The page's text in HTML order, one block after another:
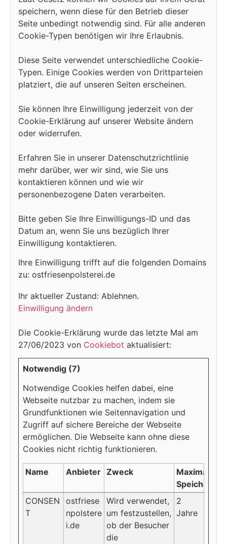
speichern, wenn diese für den Betrieb dieser
Seite unbedingt notwendig sind. Für alle anderen
Cookie-Typen benötigen wir Ihre Erlaubnis.
Diese Seite verwendet unterschiedliche Cookie-
Typen. Einige Cookies werden von Drittparteien
platziert, die auf unseren Seiten erscheinen.
Sie können Ihre Einwilligung jederzeit von der
Cookie-Erklärung auf unserer Website ändern
oder widerrufen.
Erfahren Sie in unserer Datenschutzrichtlinie
mehr darüber, wer wir sind, wie Sie uns
kontaktieren können und wie wir
personenbezogene Daten verarbeiten.
Bitte geben Sie Ihre Einwilligungs-ID und das
Datum an, wenn Sie uns bezüglich Ihrer
Einwilligung kontaktieren.
Ihre Einwilligung trifft auf die folgenden Domains
zu: ostfriesenpolsterei.de
Ihr aktueller Zustand: Ablehnen.
Einwilligung ändern
Die Cookie-Erklärung wurde das letzte Mal am
27/06/2023 von Cookiebot aktualisiert:
Notwendig (7)
Notwendige Cookies helfen dabei, eine
Webseite nutzbar zu machen, indem sie
Grundfunktionen wie Seitennavigation und
Zugriff auf sichere Bereiche der Webseite
ermöglichen. Die Webseite kann ohne diese
Cookies nicht richtig funktionieren.
Name Anbieter Zweck
Maximale
CONSEN
T
ostfriese
npolstere
i.de
Wird verwendet,
um festzustellen,
ob der Besucher
die
2
Jahre